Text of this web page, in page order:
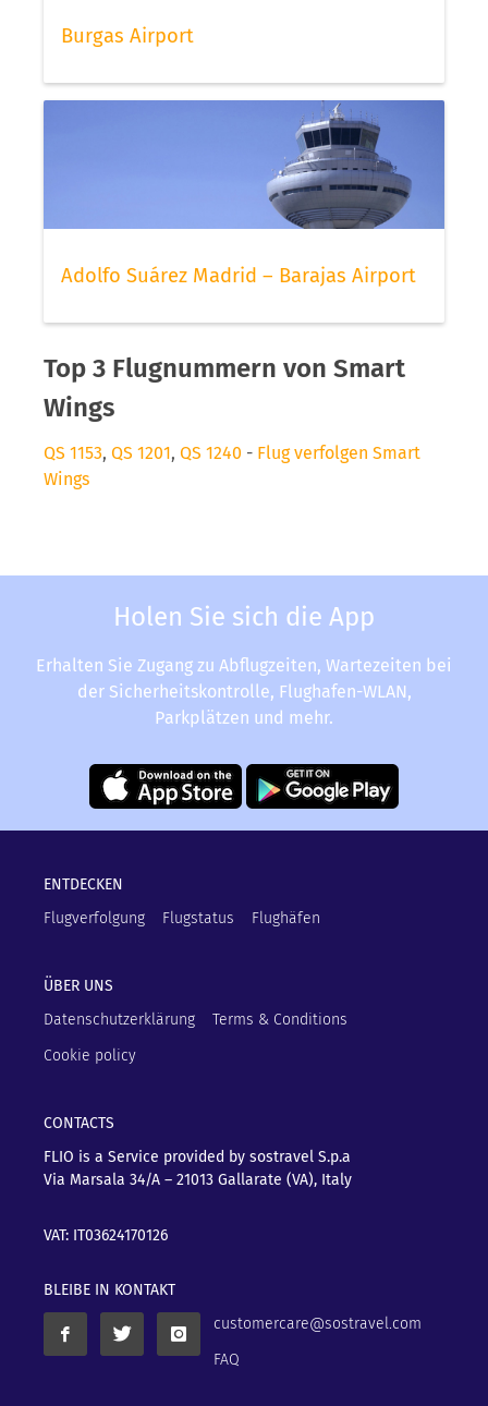
Burgas Airport
Adolfo Suárez Madrid – Barajas Airport
Top 3 Flugnummern von Smart
Wings
QS 1153, QS 1201, QS 1240 - Flug verfolgen Smart
Wings
Holen Sie sich die App
Erhalten Sie Zugang zu Abflugzeiten, Wartezeiten bei
der Sicherheitskontrolle, Flughafen-WLAN,
Parkplätzen und mehr.
ENTDECKEN
Flugverfolgung
Flugstatus Flughäfen
ÜBER UNS
Datenschutzerklärung
Terms & Conditions
Cookie policy
CONTACTS
FLIO is a Service provided by sostravel S.p.a
Via Marsala 34/A – 21013 Gallarate (VA), Italy
VAT: IT03624170126
BLEIBE IN KONTAKT
customercare@sostravel.com
FAQ